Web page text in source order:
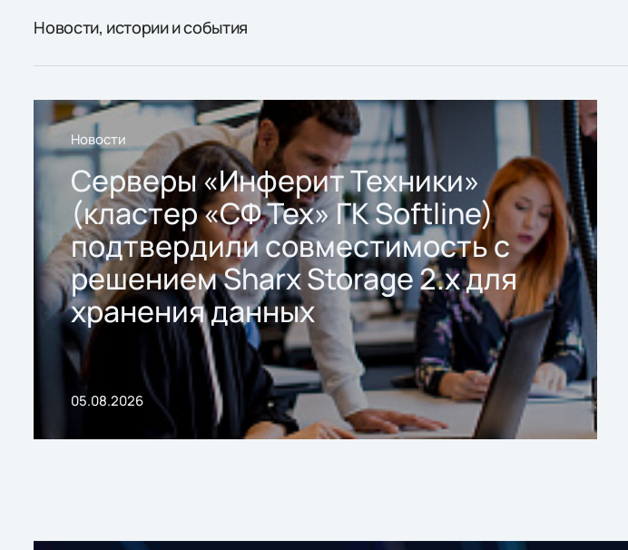
Новости, истории и события
Новости
Серверы «Инферит Техники»
(кластер «СФ Тех» ГК Softline)
подтвердили совместимость с
решением Sharx Storage 2.x для
хранения данных
05.08.2026